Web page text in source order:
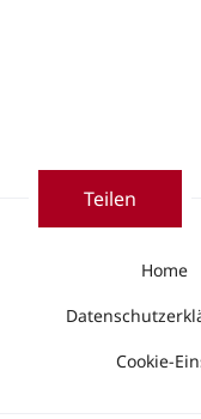
Teilen
Home
Cookie-